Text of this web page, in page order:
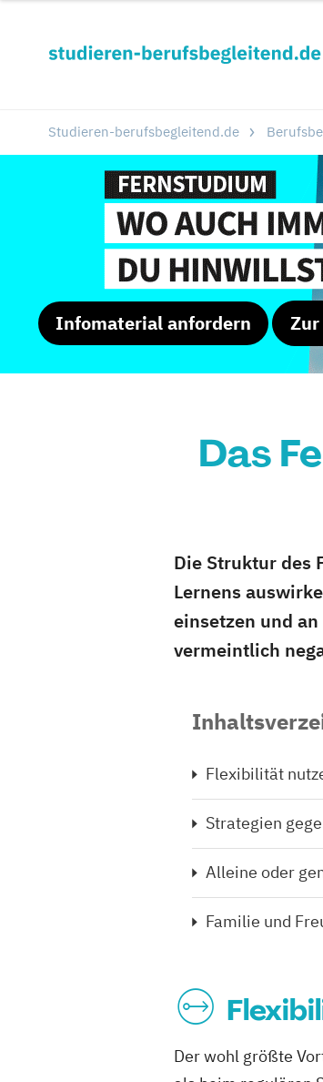
Studieren-berufsbegleitend.de
Infomaterial anfordern
Das
Die Struktur des
Lernens
einsetzen und
vermeintlich
Flexibilität
Strategien
Alleine oder
Familie und
Der wohl größte